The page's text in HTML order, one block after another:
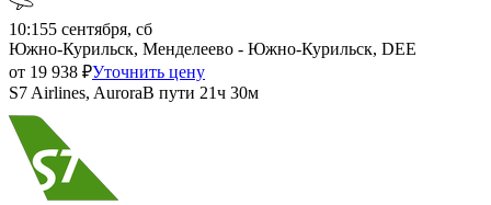
10:155 сентября, сб
Южно-Курильск, Менделеево - Южно-Курильск, DEE
от 19 938 ₽Уточнить цену
S7 Airlines, AuroraВ пути 21ч 30м